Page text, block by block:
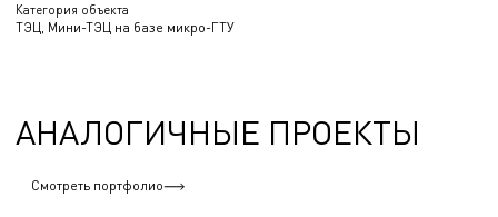
Категория объекта
ТЭЦ, Мини-ТЭЦ на базе микро-ГТУ
АНАЛОГИЧНЫЕ ПРОЕКТЫ
Смотреть портфолио